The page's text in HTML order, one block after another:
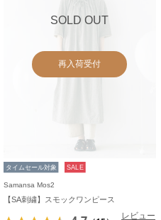
SOLD OUT
再入荷受付
タイムセール対象 SALE
Samansa Mos2
【SA刺繍】スモックワンピース
レビュー